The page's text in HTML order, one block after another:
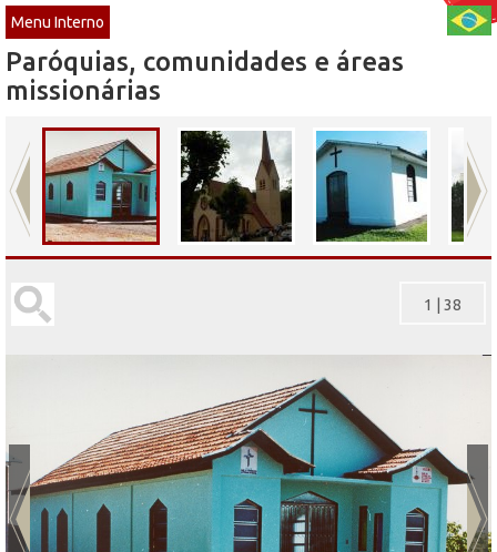
Menu Interno
Paróquias, comunidades e áreas
missionárias
1 38